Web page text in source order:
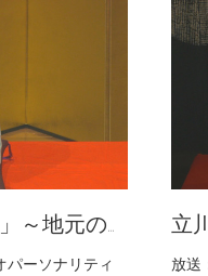
～地元の…
ーソナリティ
立
放送